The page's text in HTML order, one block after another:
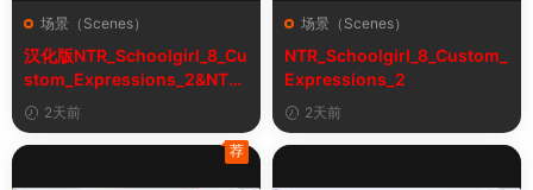
场景（Scenes）
汉化版NTR_Schoolgirl_8_Cu
stom_Expressions_2&NTR
女学生8自定义表情
2天前
场景（Scenes）
NTR_Schoolgirl_8_Custom_
Expressions_2
2天前
荐